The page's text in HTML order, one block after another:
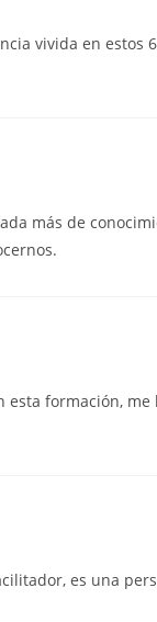
vivida en
más de
esta formación,
es una